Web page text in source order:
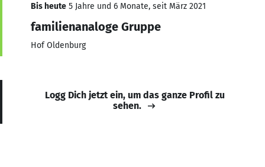
Bis heute 5 Jahre und 6 Monate, seit März 2021
familienanaloge Gruppe
Hof Oldenburg
Logg Dich jetzt ein, um das ganze Profil zu
sehen.